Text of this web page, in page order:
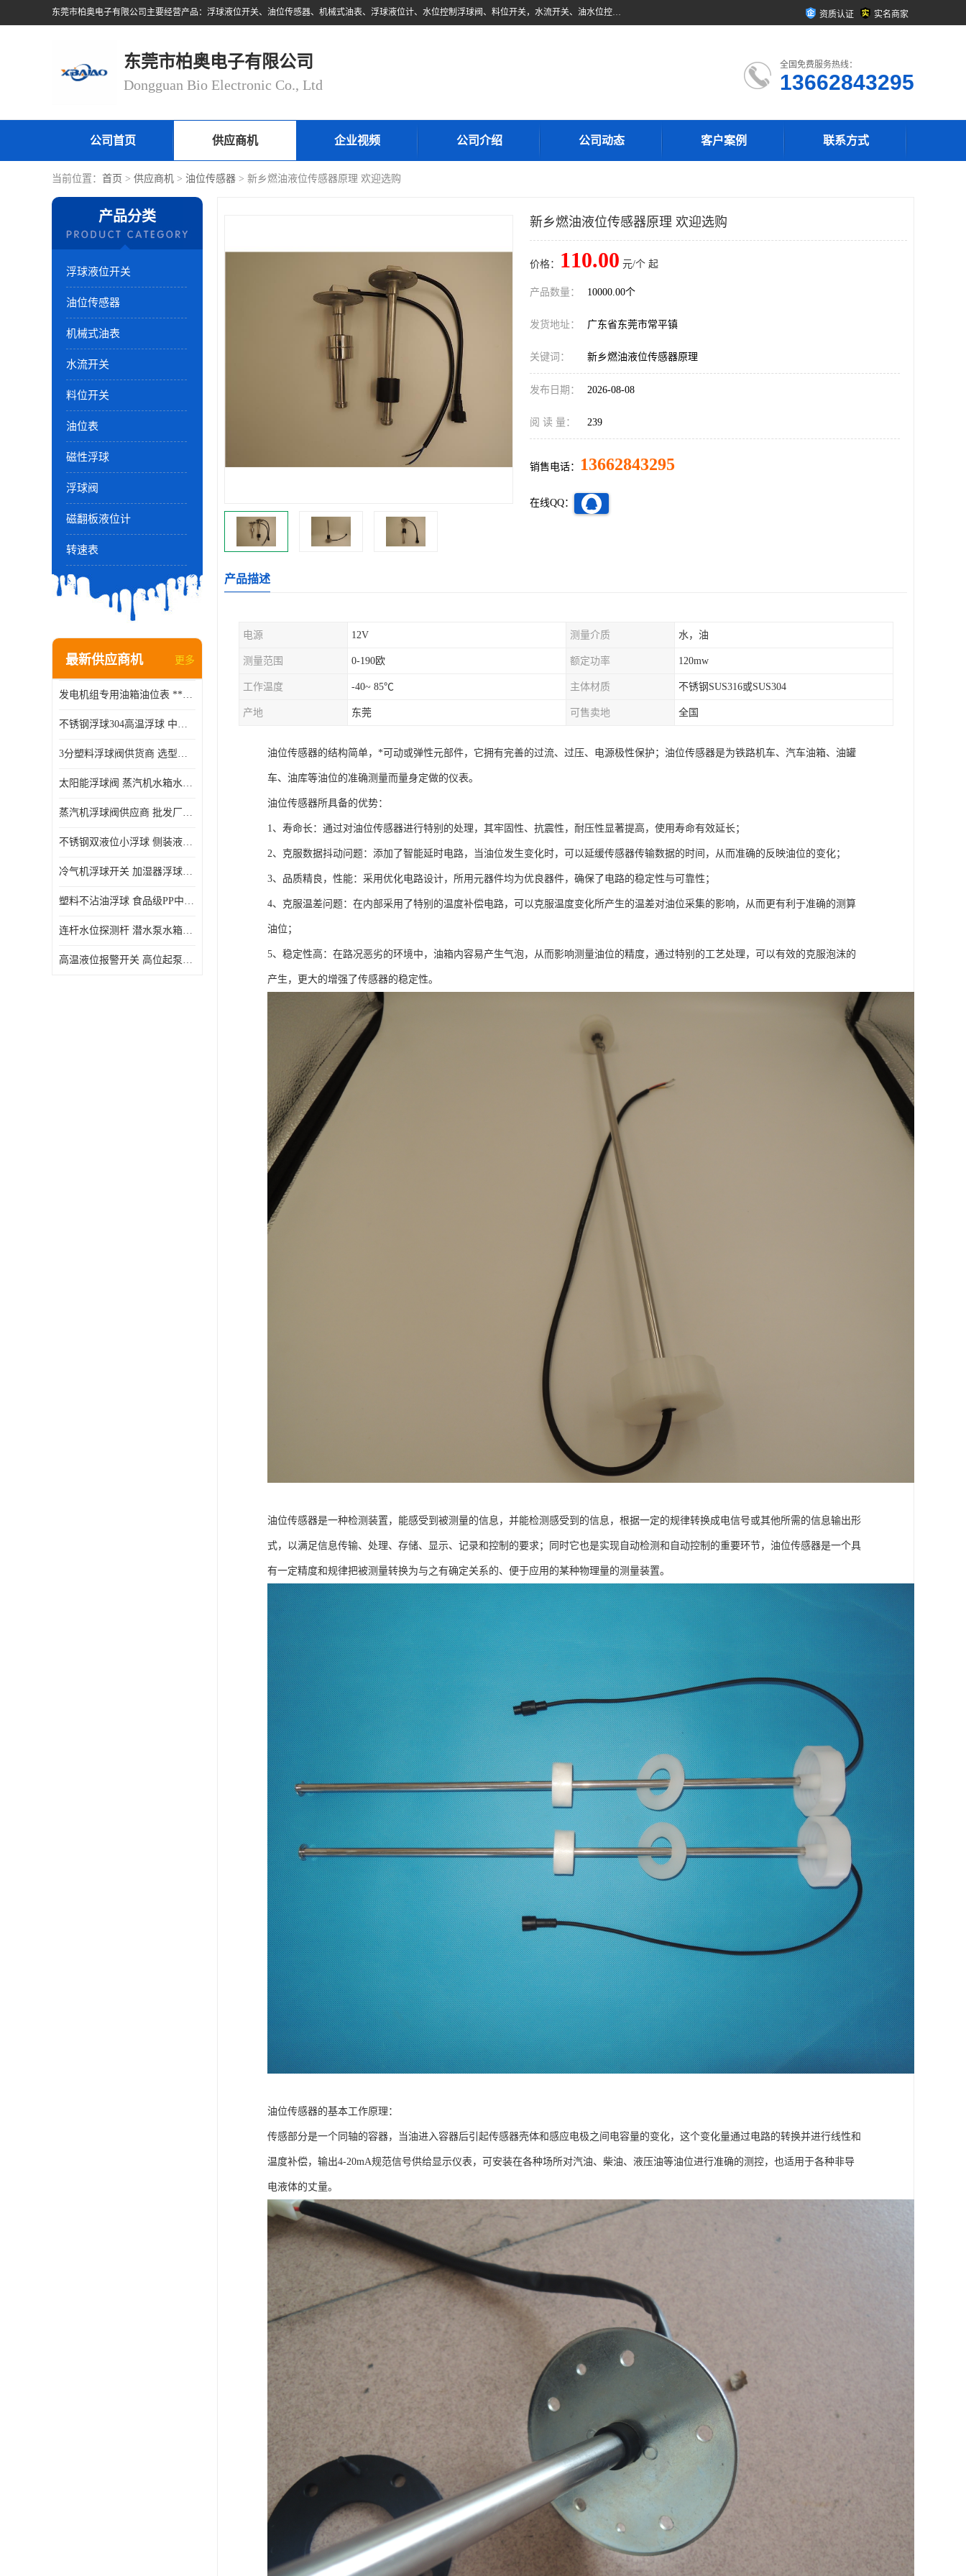
东莞市柏奥电子有限公司主要经营产品：浮球液位开关、油位传感器、机械式油表、浮球液位计、水位控制浮球阀、料位开关，水流开关、油水位控制配套仪表等。柏奥电子，您可信赖的合作伙伴 资质认证 实名商家
东莞市柏奥电子有限公司
Dongguan Bio Electronic Co., Ltd
全国免费服务热线：
13662843295
公司首页 供应商机 企业视频 公司介绍 公司动态 客户案例 联系方式
当前位置： 首页 > 供应商机 > 油位传感器 > 新乡燃油液位传感器原理 欢迎选购
产品分类
浮球液位开关
油位传感器
机械式油表
水流开关
料位开关
油位表
磁性浮球
浮球阀
磁翻板液位计
转速表
最新供应商机 更多
发电机组专用油箱油位表 **指针式机械式油表
不锈钢浮球304高温浮球 中空磁性浮球 规格齐全
3分塑料浮球阀供货商 选型说明
太阳能浮球阀 蒸汽机水箱水位控制阀 规格齐全
蒸汽机浮球阀供应商 批发厂家 支持定制
不锈钢双液位小浮球 侧装液位开关 金属304/316材质
冷气机浮球开关 加湿器浮球磁环 闪电发货
塑料不沾油浮球 食品级PP中空浮球302514
连杆水位探测杆 潜水泵水箱水位控制器 非标定制
高温液位报警开关 高位起泵低水位停泵 不锈钢浮球开关
新乡燃油液位传感器原理 欢迎选购
价格： 110.00 元/个 起
产品数量： 10000.00个
发货地址： 广东省东莞市常平镇
关键词： 新乡燃油液位传感器原理
发布日期： 2026-08-08
阅 读 量： 239
销售电话： 13662843295
在线QQ：
产品描述
电源 12V 测量介质 水，油
测量范围 0-190欧 额定功率 120mw
工作温度 -40~ 85℃ 主体材质 不锈钢SUS316或SUS304
产地 东莞 可售卖地 全国
油位传感器的结构简单，*可动或弹性元部件，它拥有完善的过流、过压、电源极性保护；油位传感器是为铁路机车、汽车油箱、油罐
车、油库等油位的准确测量而量身定做的仪表。
油位传感器所具备的优势：
1、寿命长：通过对油位传感器进行特别的处理，其牢固性、抗震性，耐压性显著提高，使用寿命有效延长；
2、克服数据抖动问题：添加了智能延时电路，当油位发生变化时，可以延缓传感器传输数据的时间，从而准确的反映油位的变化；
3、品质精良，性能：采用优化电路设计，所用元器件均为优良器件，确保了电路的稳定性与可靠性；
4、克服温差问题：在内部采用了特别的温度补偿电路，可以克服温度变化所产生的温差对油位采集的影响，从而更有利于准确的测算
油位；
5、稳定性高：在路况恶劣的环境中，油箱内容易产生气泡，从而影响测量油位的精度，通过特别的工艺处理，可以有效的克服泡沫的
产生，更大的增强了传感器的稳定性。
油位传感器是一种检测装置，能感受到被测量的信息，并能检测感受到的信息，根据一定的规律转换成电信号或其他所需的信息输出形
式，以满足信息传输、处理、存储、显示、记录和控制的要求；同时它也是实现自动检测和自动控制的重要环节，油位传感器是一个具
有一定精度和规律把被测量转换为与之有确定关系的、便于应用的某种物理量的测量装置。
油位传感器的基本工作原理：
传感部分是一个同轴的容器，当油进入容器后引起传感器壳体和感应电极之间电容量的变化，这个变化量通过电路的转换并进行线性和
温度补偿，输出4-20mA规范信号供给显示仪表，可安装在各种场所对汽油、柴油、液压油等油位进行准确的测控，也适用于各种非导
电液体的丈量。